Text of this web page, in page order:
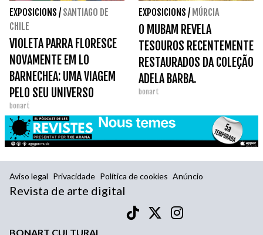
EXPOSICIONS / SANTIAGO DE
CHILE
VIOLETA PARRA FLORESCE
NOVAMENTE EM LO
BARNECHEA: UMA VIAGEM
PELO SEU UNIVERSO
ARTÍSTICO E HUMANO.
bonart
EXPOSICIONS / MÚRCIA
O MUBAM REVELA
TESOUROS RECENTEMENTE
RESTAURADOS DA COLEÇÃO
ADELA BARBA.
bonart
Aviso legal Privacidade Política de cookies Anúncio
Revista de arte digital
BONART CULTURAL